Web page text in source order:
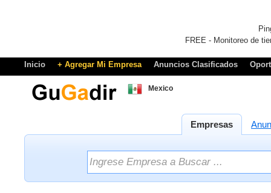
FREE - Monitoreo de
Inicio + Agregar Mi Empresa Anuncios Clasificados
Mexico
Empresas